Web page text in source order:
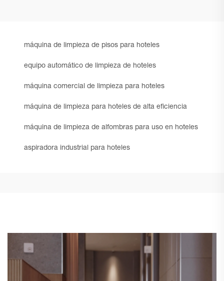
máquina de limpieza de pisos para hoteles
equipo automático de limpieza de hoteles
máquina comercial de limpieza para hoteles
máquina de limpieza para hoteles de alta eficiencia
máquina de limpieza de alfombras para uso en hoteles
aspiradora industrial para hoteles